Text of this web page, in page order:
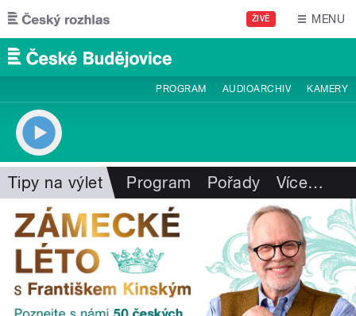
Přejít k hlavnímu obsahu
ŽIVĚ MENU
PROGRAM AUDIOARCHIV KAMERY
Tipy na výlet Program Pořady Více…